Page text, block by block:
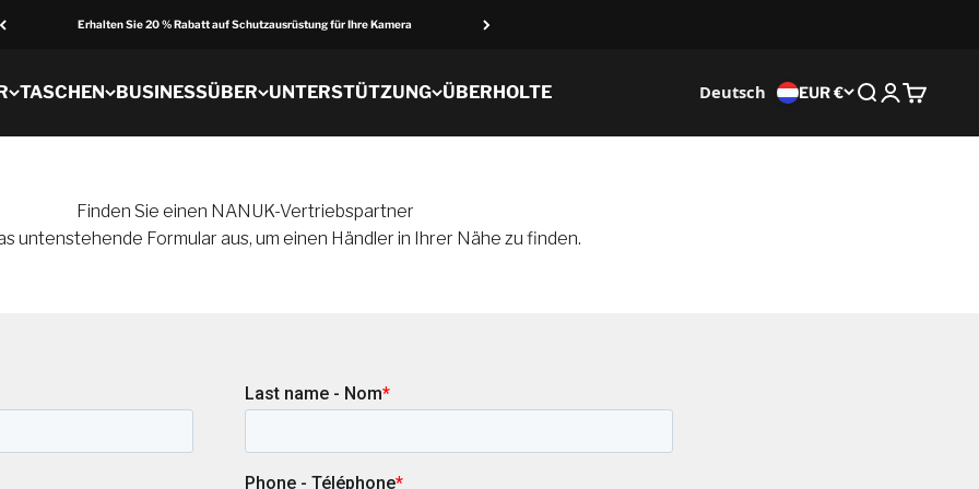
Erhalten Sie 20 % Rabatt auf Schutzausrüstung für Ihre Kamera
TASCHEN BUSINESSÜBER UNTERSTÜTZUNG ÜBERHOLTE Deutsch EUR € SucheAnmeldung
Wagen
Finden Sie einen NANUK-Vertriebspartner
untenstehende Formular aus, um einen Händler in Ihrer Nähe zu finden.